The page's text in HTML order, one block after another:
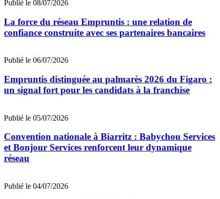
Publié le 08/07/2026
La force du réseau Empruntis : une relation de
confiance construite avec ses partenaires bancaires
Publié le 06/07/2026
Empruntis distinguée au palmarès 2026 du Figaro :
un signal fort pour les candidats à la franchise
Publié le 05/07/2026
Convention nationale à Biarritz : Babychou Services
et Bonjour Services renforcent leur dynamique
réseau
Publié le 04/07/2026